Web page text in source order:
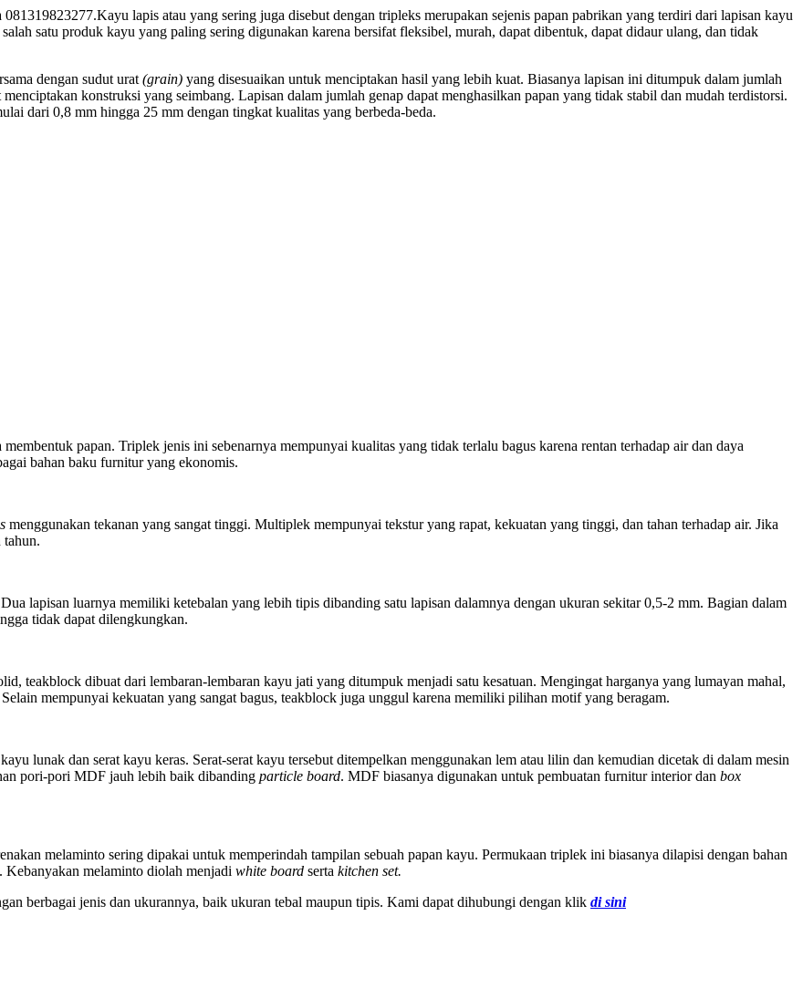
lapis atau yang sering juga disebut dengan tripleks merupakan sejenis papan pabrikan yang terdiri dari lapisan kayu
satu produk kayu yang paling sering digunakan karena bersifat fleksibel, murah, dapat dibentuk, dapat didaur ulang, dan tidak
dengan sudut urat (grain) yang disesuaikan untuk menciptakan hasil yang lebih kuat. Biasanya lapisan ini ditumpuk dalam jumlah
menciptakan konstruksi yang seimbang. Lapisan dalam jumlah genap dapat menghasilkan papan yang tidak stabil dan mudah terdistorsi.
dari 0,8 mm hingga 25 mm dengan tingkat kualitas yang berbeda-beda.
papan. Triplek jenis ini sebenarnya mempunyai kualitas yang tidak terlalu bagus karena rentan terhadap air dan daya
bahan baku furnitur yang ekonomis.
menggunakan tekanan yang sangat tinggi. Multiplek mempunyai tekstur yang rapat, kekuatan yang tinggi, dan tahan terhadap air. Jika
tahun.
lapisan luarnya memiliki ketebalan yang lebih tipis dibanding satu lapisan dalamnya dengan ukuran sekitar 0,5-2 mm. Bagian dalam
tidak dapat dilengkungkan.
teakblock dibuat dari lembaran-lembaran kayu jati yang ditumpuk menjadi satu kesatuan. Mengingat harganya yang lumayan mahal,
mempunyai kekuatan yang sangat bagus, teakblock juga unggul karena memiliki pilihan motif yang beragam.
lunak dan serat kayu keras. Serat-serat kayu tersebut ditempelkan menggunakan lem atau lilin dan kemudian dicetak di dalam mesin
pori-pori MDF jauh lebih baik dibanding particle board. MDF biasanya digunakan untuk pembuatan furnitur interior dan box
melaminto sering dipakai untuk memperindah tampilan sebuah papan kayu. Permukaan triplek ini biasanya dilapisi dengan bahan
Kebanyakan melaminto diolah menjadi white board serta kitchen set.
berbagai jenis dan ukurannya, baik ukuran tebal maupun tipis. Kami dapat dihubungi dengan klik di sini